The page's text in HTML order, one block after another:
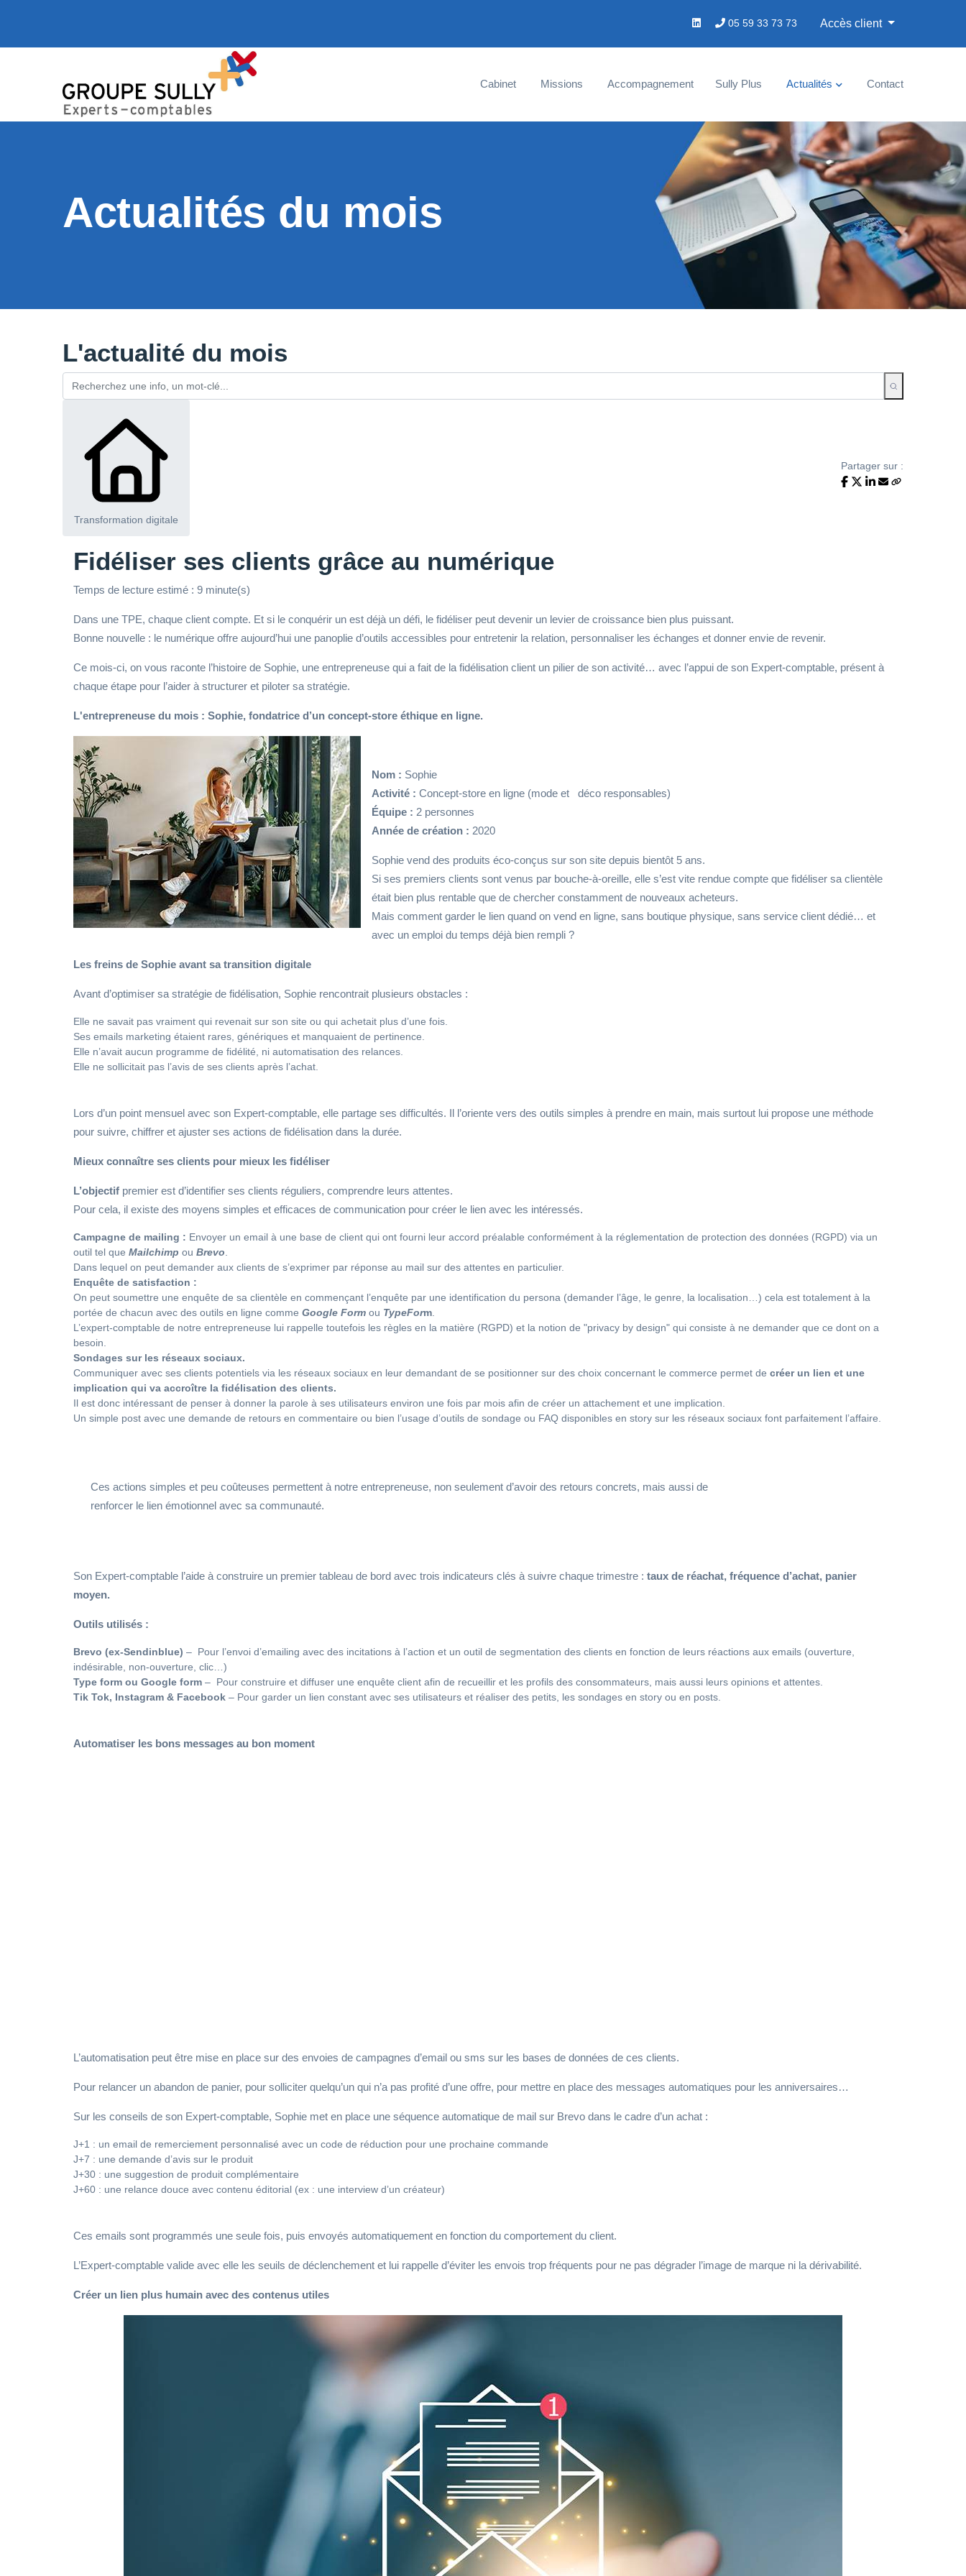
05 59 33 73 73 Accès client
Cabinet Missions Accompagnement Sully Plus Actualités Contact
Actualités du mois
L'actualité du mois
Transformation digitale
Partager sur :
Fidéliser ses clients grâce au numérique
Temps de lecture estimé : 9 minute(s)
Dans une TPE, chaque client compte. Et si le conquérir un est déjà un défi, le fidéliser peut devenir un levier de croissance bien plus puissant.
Bonne nouvelle : le numérique offre aujourd’hui une panoplie d’outils accessibles pour entretenir la relation, personnaliser les échanges et donner envie de revenir.
Ce mois-ci, on vous raconte l’histoire de Sophie, une entrepreneuse qui a fait de la fidélisation client un pilier de son activité… avec l’appui de son Expert-comptable, présent à
chaque étape pour l’aider à structurer et piloter sa stratégie.
L'entrepreneuse du mois : Sophie, fondatrice d’un concept-store éthique en ligne.
Nom : Sophie
Activité : Concept-store en ligne (mode et déco responsables)
Équipe : 2 personnes
Année de création : 2020
Sophie vend des produits éco-conçus sur son site depuis bientôt 5 ans.
Si ses premiers clients sont venus par bouche-à-oreille, elle s’est vite rendue compte que fidéliser sa clientèle
était bien plus rentable que de chercher constamment de nouveaux acheteurs.
Mais comment garder le lien quand on vend en ligne, sans boutique physique, sans service client dédié… et
avec un emploi du temps déjà bien rempli ?
Les freins de Sophie avant sa transition digitale
Avant d’optimiser sa stratégie de fidélisation, Sophie rencontrait plusieurs obstacles :
Elle ne savait pas vraiment qui revenait sur son site ou qui achetait plus d’une fois.
Ses emails marketing étaient rares, génériques et manquaient de pertinence.
Elle n’avait aucun programme de fidélité, ni automatisation des relances.
Elle ne sollicitait pas l’avis de ses clients après l’achat.
Lors d’un point mensuel avec son Expert-comptable, elle partage ses difficultés. Il l’oriente vers des outils simples à prendre en main, mais surtout lui propose une méthode
pour suivre, chiffrer et ajuster ses actions de fidélisation dans la durée.
Mieux connaître ses clients pour mieux les fidéliser
L’objectif premier est d’identifier ses clients réguliers, comprendre leurs attentes.
Pour cela, il existe des moyens simples et efficaces de communication pour créer le lien avec les intéressés.
Campagne de mailing : Envoyer un email à une base de client qui ont fourni leur accord préalable conformément à la réglementation de protection des données (RGPD) via un
outil tel que Mailchimp ou Brevo
Dans lequel on peut demander aux clients de s’exprimer par réponse au mail sur des attentes en particulier.
Enquête de satisfaction :
On peut soumettre une enquête de sa clientèle en commençant l’enquête par une identification du persona (demander l’âge, le genre, la localisation…) cela est totalement à la
portée de chacun avec des outils en ligne comme Google Form ou TypeForm
L’expert-comptable de notre entrepreneuse lui rappelle toutefois les règles en la matière (RGPD) et la notion de "privacy by design" qui consiste à ne demander que ce dont on a
besoin.
Sondages sur les réseaux sociaux.
Communiquer avec ses clients potentiels via les réseaux sociaux en leur demandant de se positionner sur des choix concernant le commerce permet de créer un lien et une
implication qui va accroître la fidélisation des clients.
Il est donc intéressant de penser à donner la parole à ses utilisateurs environ une fois par mois afin de créer un attachement et une implication.
Un simple post avec une demande de retours en commentaire ou bien l’usage d’outils de sondage ou FAQ disponibles en story sur les réseaux sociaux font parfaitement l’affaire.
Ces actions simples et peu coûteuses permettent à notre entrepreneuse, non seulement d’avoir des retours concrets, mais aussi de
renforcer le lien émotionnel avec sa communauté.
Son Expert-comptable l’aide à construire un premier tableau de bord avec trois indicateurs clés à suivre chaque trimestre : taux de réachat, fréquence d’achat, panier
moyen.
Outils utilisés :
Brevo (ex-Sendinblue) – Pour l’envoi d’emailing avec des incitations à l’action et un outil de segmentation des clients en fonction de leurs réactions aux emails (ouverture,
indésirable, non-ouverture, clic…)
Type form ou Google form – Pour construire et diffuser une enquête client afin de recueillir et les profils des consommateurs, mais aussi leurs opinions et attentes.
Tik Tok, Instagram & Facebook – Pour garder un lien constant avec ses utilisateurs et réaliser des petits, les sondages en story ou en posts.
Automatiser les bons messages au bon moment
L’automatisation peut être mise en place sur des envoies de campagnes d’email ou sms sur les bases de données de ces clients.
Pour relancer un abandon de panier, pour solliciter quelqu’un qui n’a pas profité d’une offre, pour mettre en place des messages automatiques pour les anniversaires…
Sur les conseils de son Expert-comptable, Sophie met en place une séquence automatique de mail sur Brevo dans le cadre d’un achat :
J+1 : un email de remerciement personnalisé avec un code de réduction pour une prochaine commande
J+7 : une demande d’avis sur le produit
J+30 : une suggestion de produit complémentaire
J+60 : une relance douce avec contenu éditorial (ex : une interview d’un créateur)
Ces emails sont programmés une seule fois, puis envoyés automatiquement en fonction du comportement du client.
L’Expert-comptable valide avec elle les seuils de déclenchement et lui rappelle d’éviter les envois trop fréquents pour ne pas dégrader l’image de marque ni la dérivabilité.
Créer un lien plus humain avec des contenus utiles